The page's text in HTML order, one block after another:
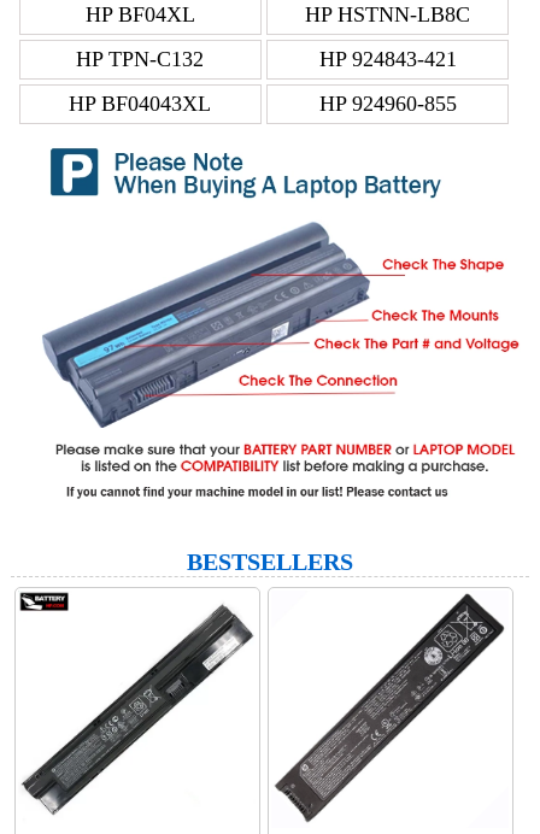
HP BF04XL
HP HSTNN-LB8C
HP TPN-C132
HP 924843-421
HP BF04043XL
HP 924960-855
BESTSELLERS